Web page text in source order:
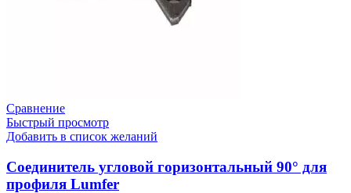
Сравнение
Быстрый просмотр
Добавить в список желаний
Соединитель угловой горизонтальный 90° для
профиля Lumfer